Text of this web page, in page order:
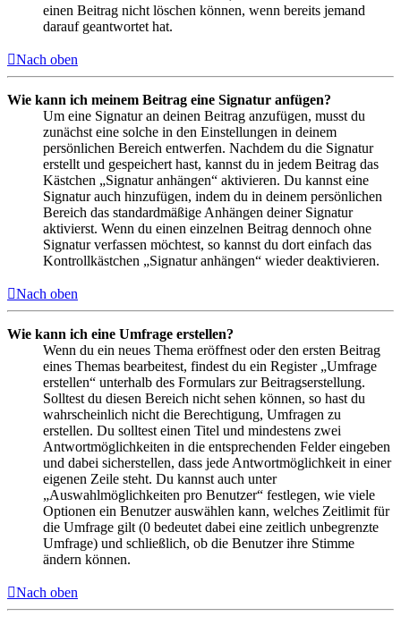
einen Beitrag nicht löschen können, wenn bereits jemand
darauf geantwortet hat.
Nach oben
Wie kann ich meinem Beitrag eine Signatur anfügen?
Um eine Signatur an deinen Beitrag anzufügen, musst du
zunächst eine solche in den Einstellungen in deinem
persönlichen Bereich entwerfen. Nachdem du die Signatur
erstellt und gespeichert hast, kannst du in jedem Beitrag das
Kästchen „Signatur anhängen“ aktivieren. Du kannst eine
Signatur auch hinzufügen, indem du in deinem persönlichen
Bereich das standardmäßige Anhängen deiner Signatur
aktivierst. Wenn du einen einzelnen Beitrag dennoch ohne
Signatur verfassen möchtest, so kannst du dort einfach das
Kontrollkästchen „Signatur anhängen“ wieder deaktivieren.
Nach oben
Wie kann ich eine Umfrage erstellen?
Wenn du ein neues Thema eröffnest oder den ersten Beitrag
eines Themas bearbeitest, findest du ein Register „Umfrage
erstellen“ unterhalb des Formulars zur Beitragserstellung.
Solltest du diesen Bereich nicht sehen können, so hast du
wahrscheinlich nicht die Berechtigung, Umfragen zu
erstellen. Du solltest einen Titel und mindestens zwei
Antwortmöglichkeiten in die entsprechenden Felder eingeben
und dabei sicherstellen, dass jede Antwortmöglichkeit in einer
eigenen Zeile steht. Du kannst auch unter
„Auswahlmöglichkeiten pro Benutzer“ festlegen, wie viele
Optionen ein Benutzer auswählen kann, welches Zeitlimit für
die Umfrage gilt (0 bedeutet dabei eine zeitlich unbegrenzte
Umfrage) und schließlich, ob die Benutzer ihre Stimme
ändern können.
Nach oben